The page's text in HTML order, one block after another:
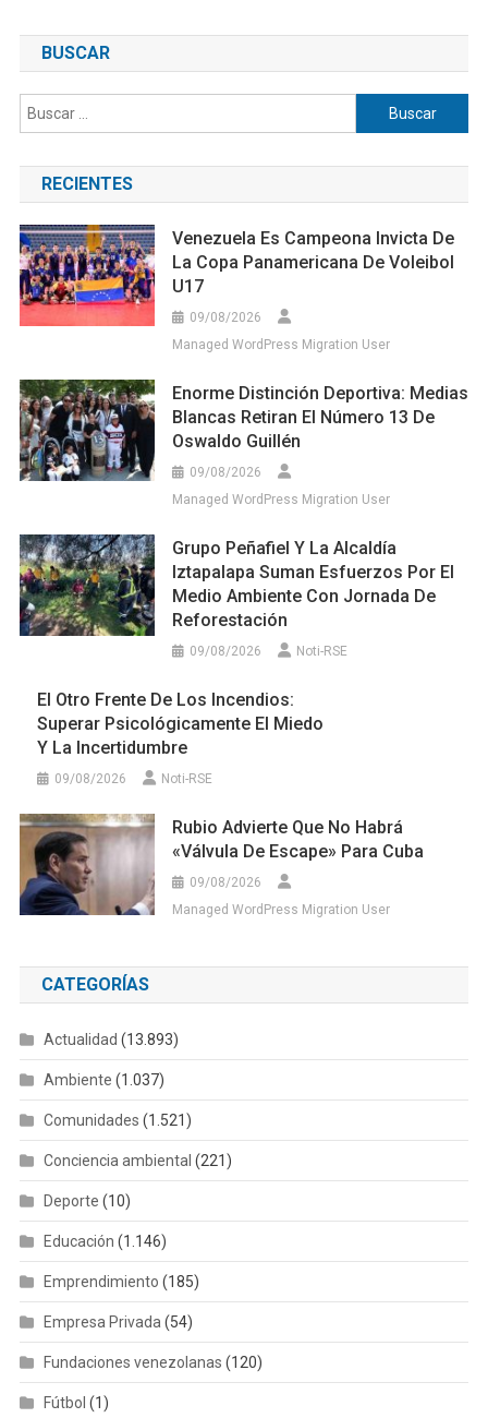
BUSCAR
Buscar:
RECIENTES
Venezuela Es Campeona Invicta De
La Copa Panamericana De Voleibol
U17
09/08/2026
Managed WordPress Migration User
Enorme Distinción Deportiva: Medias
Blancas Retiran El Número 13 De
Oswaldo Guillén
09/08/2026
Managed WordPress Migration User
Grupo Peñafiel Y La Alcaldía
Iztapalapa Suman Esfuerzos Por El
Medio Ambiente Con Jornada De
Reforestación
09/08/2026 Noti-RSE
El Otro Frente De Los Incendios:
Superar Psicológicamente El Miedo
Y La Incertidumbre
09/08/2026 Noti-RSE
Rubio Advierte Que No Habrá
«válvula De Escape» Para Cuba
09/08/2026
Managed WordPress Migration User
CATEGORÍAS
Actualidad (13.893)
Ambiente (1.037)
Comunidades (1.521)
Conciencia ambiental (221)
Deporte (10)
Educación (1.146)
Emprendimiento (185)
Empresa Privada(54)
Fundaciones venezolanas (120)
Fútbol (1)